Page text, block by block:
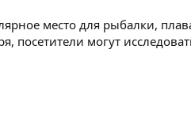
место для рыбалки,
посетители могут